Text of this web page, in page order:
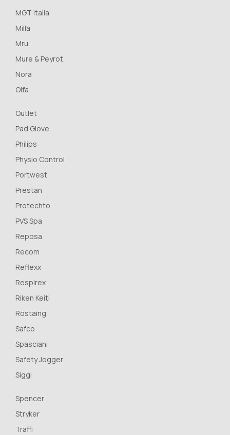
MGT Italia
Milla
Mru
Mure & Peyrot
Nora
Olfa
Outlet
Pad Glove
Philips
Physio Control
Portwest
Prestan
Protechto
PVS Spa
Reposa
Recom
Reflexx
Respirex
Riken Keiti
Rostaing
Safco
Spasciani
Safety Jogger
Siggi
Spencer
Stryker
Traffi